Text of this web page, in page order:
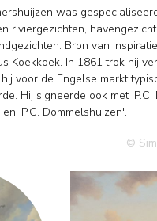
was
riviergezichten,
Bron van
Koekkoek. In 1861 trok hij
voor de Engelse markt
Hij signeerde ook met 'P.C.
P.C. Dommelshuizen'.
©